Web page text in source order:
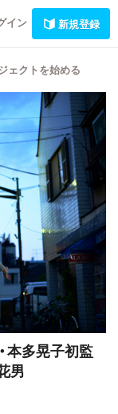
イン 新規登録
ェクトを始める
本多晃子初監
男